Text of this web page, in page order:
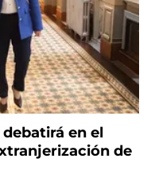
en el
de